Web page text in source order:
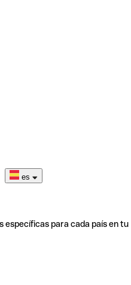
es
específicas para cada país en tu